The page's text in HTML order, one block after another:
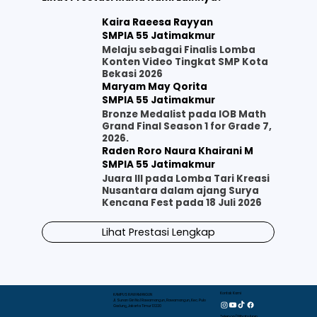
Kaira Raeesa Rayyan
SMPIA 55 Jatimakmur
Melaju sebagai Finalis Lomba
Konten Video Tingkat SMP Kota
Bekasi 2026
Maryam May Qorita
SMPIA 55 Jatimakmur
Bronze Medalist pada IOB Math
Grand Final Season 1 for Grade 7,
2026.
Raden Roro Naura Khairani M
SMPIA 55 Jatimakmur
Juara III pada Lomba Tari Kreasi
Nusantara dalam ajang Surya
Kencana Fest pada 18 Juli 2026
Lihat Prestasi Lengkap
KAMPUS RAWAMANGUN
Jl. Sunan Giri No.1 Rawamangun, Rawamangun, Kec. Pulo
Gadung, Jakarta Timur 13220
Kontak Kami